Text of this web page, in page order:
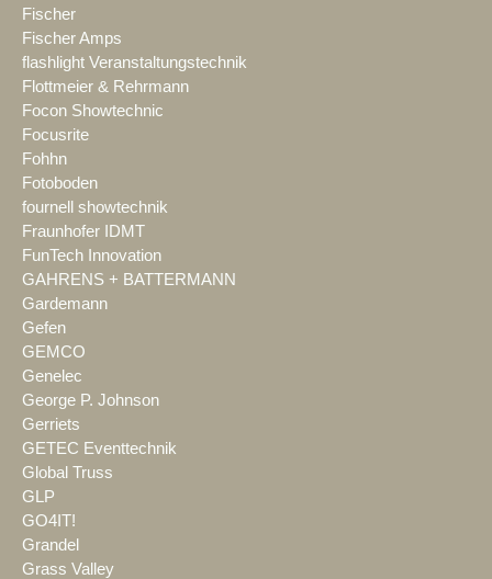
Fischer
Fischer Amps
flashlight Veranstaltungstechnik
Flottmeier & Rehrmann
Focon Showtechnic
Focusrite
Fohhn
Fotoboden
fournell showtechnik
Fraunhofer IDMT
FunTech Innovation
GAHRENS + BATTERMANN
Gardemann
Gefen
GEMCO
Genelec
George P. Johnson
Gerriets
GETEC Eventtechnik
Global Truss
GLP
GO4IT!
Grandel
Grass Valley